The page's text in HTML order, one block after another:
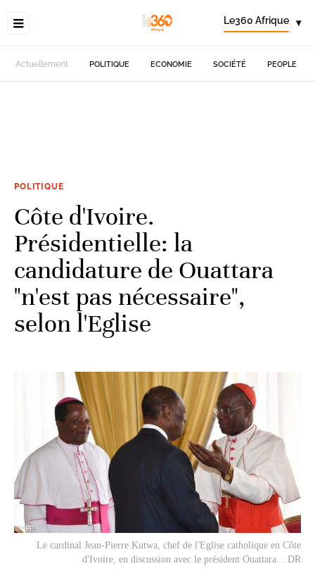
Le360 Afrique ▾
Actuellement POLITIQUE ECONOMIE SOCIÉTÉ PEOPLE
POLITIQUE
Côte d'Ivoire.
Présidentielle: la
candidature de Ouattara
"n'est pas nécessaire",
selon l'Eglise
Le cardinal Jean-Pierre Kutwa, chef de l'Eglise catholique en Côte
d'Ivoire, en discussion avec le président Ouattara. . DR